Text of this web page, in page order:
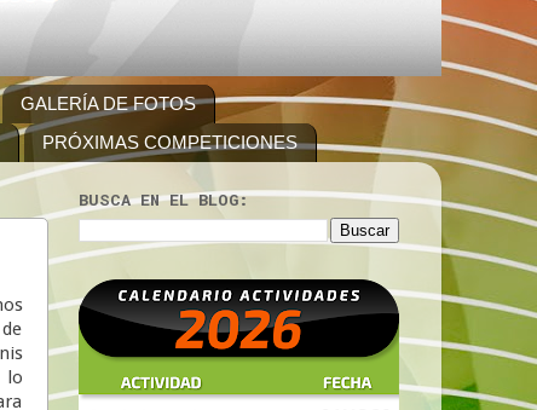
GALERÍA DE FOTOS
PRÓXIMAS COMPETICIONES
lo
BUSCA EN EL BLOG: